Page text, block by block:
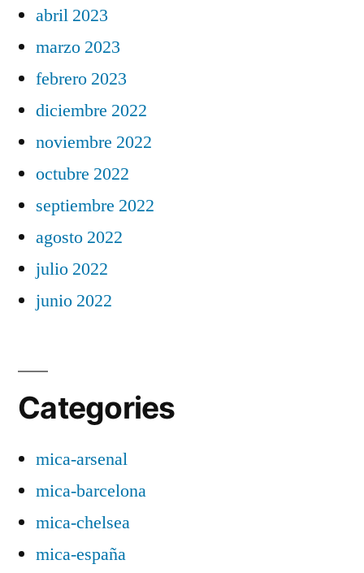
abril 2023
marzo 2023
febrero 2023
diciembre 2022
noviembre 2022
octubre 2022
septiembre 2022
agosto 2022
julio 2022
junio 2022
Categories
mica-arsenal
mica-barcelona
mica-chelsea
mica-españa